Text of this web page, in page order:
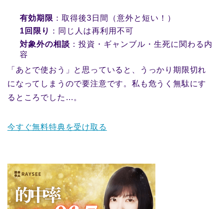
有効期限 ：取得後3日間（意外と短い！）
1回限り
：同じ人は再利用不可
対象外の相談 ：投資・ギャンブル・生死に関わる内
容
「あとで使おう」と思っていると、うっかり期限切れ
になってしまうので要注意です。私も危うく無駄にす
るところでした…。
今すぐ無料特典を受け取る